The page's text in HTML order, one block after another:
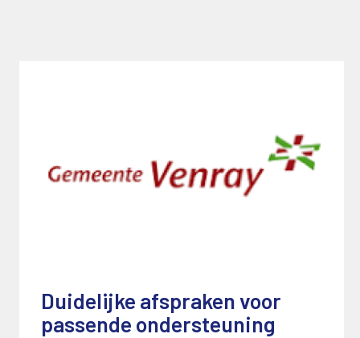
Duidelijke afspraken voor
passende ondersteuning